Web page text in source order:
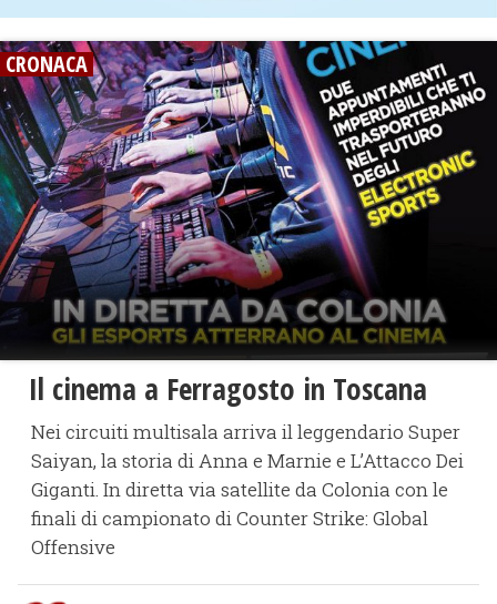
CRONACA
Il cinema a Ferragosto in Toscana
Nei circuiti multisala arriva il leggendario Super
Saiyan, la storia di Anna e Marnie e L’Attacco Dei
Giganti. In diretta via satellite da Colonia con le
finali di campionato di Counter Strike: Global
Offensive